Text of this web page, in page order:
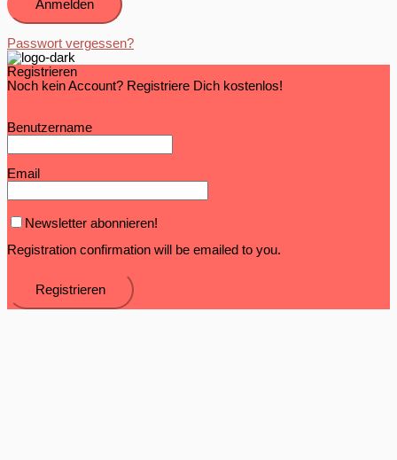
Passwort vergessen?
Registrieren
Noch kein Account? Registriere Dich kostenlos!
Benutzername
Email
Newsletter abonnieren!
Registration confirmation will be emailed to you.